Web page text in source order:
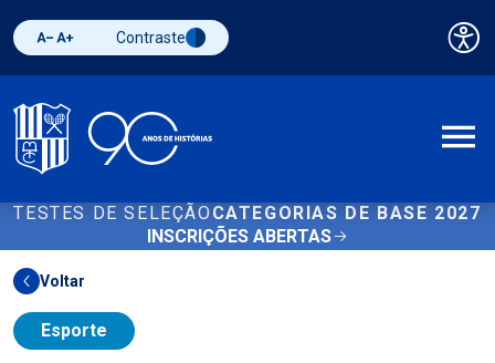
Diminuir fonte
Aumentar fonteAlternar contraste
Contraste
TESTES DE SELEÇÃO CATEGORIAS DE BASE 2027
INSCRIÇÕES ABERTAS
Voltar
Esporte